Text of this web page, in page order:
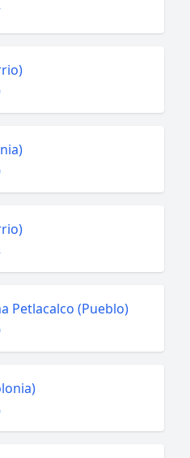
Petlacalco (Pueblo)